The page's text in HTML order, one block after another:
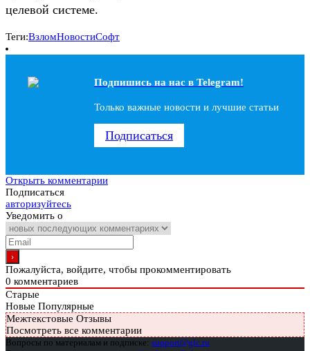
целевой системе.
Теги:ВзломНовостиСофт
Подпишись на наc в Telegram!
Только важные новости и лучшие статьи
Подписаться
Открыть комментарии
Подписаться
авторизуйтесь
Уведомить о
Пожалуйста, войдите, чтобы прокомментировать
0 комментариев
Старые
Новые Популярные
Межтекстовые Отзывы
Посмотреть все комментарии
Вопросы по материалам и подписке: support@glc.ru